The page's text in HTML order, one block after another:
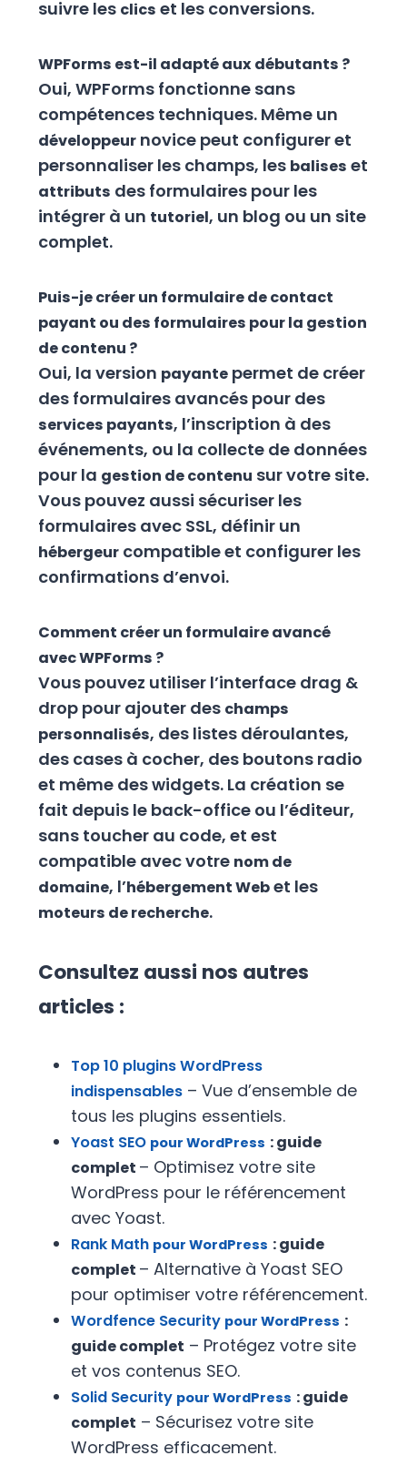
suivre les clics et les conversions.
WPForms est-il adapté aux débutants ?
Oui, WPForms fonctionne sans
compétences techniques. Même un
développeurnovice peut configurer et
personnaliser les champs, les balises et
attributs des formulaires pour les
intégrer à un tutoriel, un blog ou un site
complet.
Puis-je créer un formulaire de contact
payant ou des formulaires pour la gestion
de contenu ?
Oui, la version payantepermet de créer
des formulaires avancés pour des
services payants, l’inscription à des
événements, ou la collecte de données
pour la gestion de contenu sur votre site.
Vous pouvez aussi sécuriser les
formulaires avec SSL, définir un
hébergeurcompatible et configurer les
confirmations d’envoi.
Comment créer un formulaire avancé
avec WPForms ?
Vous pouvez utiliser l’interface drag &
drop pour ajouter des champs
personnalisés, des listes déroulantes,
des cases à cocher, des boutons radio
et même des widgets. La création se
fait depuis le back-office ou l’éditeur,
sans toucher au code, et est
compatible avec votre nom de
domaine, l’hébergement Webet les
moteurs de recherche.
Consultez aussi nos autres
articles :
Top 10 plugins WordPress
indispensables– Vue d’ensemble de
tous les plugins essentiels.
Yoast SEO pour WordPress : guide
complet – Optimisez votre site
WordPress pour le référencement
avec Yoast.
Rank Math pour WordPress : guide
complet – Alternative à Yoast SEO
pour optimiser votre référencement.
Wordfence Security pour WordPress :
guide complet – Protégez votre site
et vos contenus SEO.
Solid Security pour WordPress : guide
complet – Sécurisez votre site
WordPress efficacement.